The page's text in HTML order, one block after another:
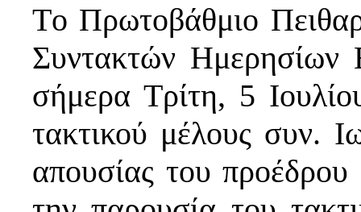
Tο Πρωτοβάθμιο
Συντακτών Ημερησίων
σήμερα Τρίτη, 5
τακτικού μέλους συν.
απουσίας του